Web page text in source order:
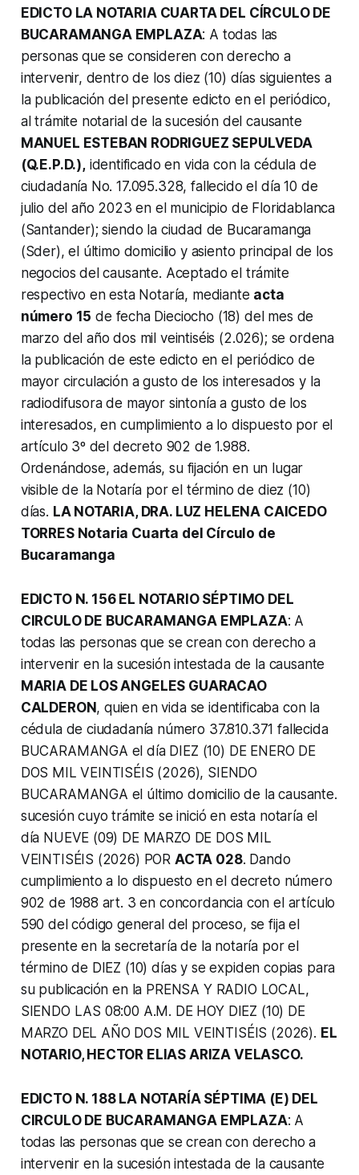
EDICTO LA NOTARIA CUARTA DEL CÍRCULO DE
BUCARAMANGA EMPLAZA: A todas las
personas que se consideren con derecho a
intervenir, dentro de los diez (10) días siguientes a
la publicación del presente edicto en el periódico,
al trámite notarial de la sucesión del causante
MANUEL ESTEBAN RODRIGUEZ SEPULVEDA
(Q.E.P.D.),identificado en vida con la cédula de
ciudadanía No. 17.095.328, fallecido el día 10 de
julio del año 2023 en el municipio de Floridablanca
(Santander); siendo la ciudad de Bucaramanga
(Sder), el último domicilio y asiento principal de los
negocios del causante. Aceptado el trámite
respectivo en esta Notaría, mediante acta
número 15 de fecha Dieciocho (18) del mes de
marzo del año dos mil veintiséis (2.026); se ordena
la publicación de este edicto en el periódico de
mayor circulación a gusto de los interesados y la
radiodifusora de mayor sintonía a gusto de los
interesados, en cumplimiento a lo dispuesto por el
artículo 3º del decreto 902 de 1.988.
Ordenándose, además, su fijación en un lugar
visible de la Notaría por el término de diez (10)
días. LA NOTARIA, DRA. LUZ HELENA CAICEDO
TORRES Notaria Cuarta del Círculo de
Bucaramanga
EDICTO N. 156 EL NOTARIO SÉPTIMO DEL
CIRCULO DE BUCARAMANGA EMPLAZA: A
todas las personas que se crean con derecho a
intervenir en la sucesión intestada de la causante
MARIA DE LOS ANGELES GUARACAO
CALDERON, quien en vida se identificaba con la
cédula de ciudadanía número 37.810.371 fallecida
BUCARAMANGA el día DIEZ (10) DE ENERO DE
DOS MIL VEINTISÉIS (2026), SIENDO
BUCARAMANGA el último domicilio de la causante.
sucesión cuyo trámite se inició en esta notaría el
día NUEVE (09) DE MARZO DE DOS MIL
VEINTISÉIS (2026) POR ACTA 028. Dando
cumplimiento a lo dispuesto en el decreto número
902 de 1988 art. 3 en concordancia con el artículo
590 del código general del proceso, se fija el
presente en la secretaría de la notaría por el
término de DIEZ (10) días y se expiden copias para
su publicación en la PRENSA Y RADIO LOCAL,
SIENDO LAS 08:00 A.M. DE HOY DIEZ (10) DE
MARZO DEL AÑO DOS MIL VEINTISÉIS (2026). EL
NOTARIO, HECTOR ELIAS ARIZA VELASCO.
EDICTO N. 188 LA NOTARÍA SÉPTIMA (E) DEL
CIRCULO DE BUCARAMANGA EMPLAZA: A
todas las personas que se crean con derecho a
intervenir en la sucesión intestada de la causante